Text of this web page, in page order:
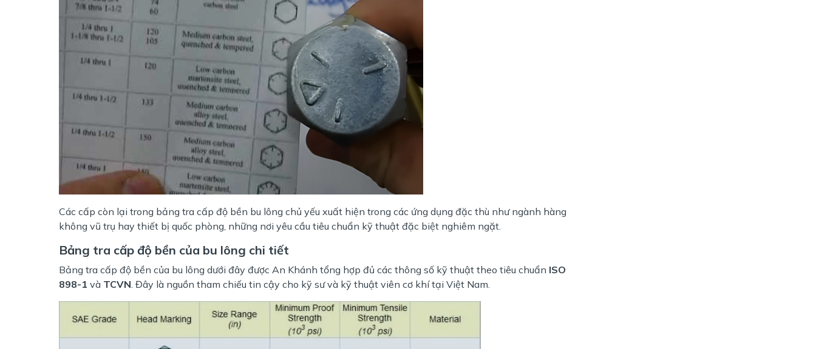
Các cấp còn lại trong bảng tra cấp độ bền bu lông chủ yếu xuất hiện trong các ứng dụng đặc thù như ngành hàng
không vũ trụ hay thiết bị quốc phòng, những nơi yêu cầu tiêu chuẩn kỹ thuật đặc biệt nghiêm ngặt.
Bảng tra cấp độ bền của bu lông chi tiết
Bảng tra cấp độ bền của bu lông dưới đây được An Khánh tổng hợp đủ các thông số kỹ thuật theo tiêu chuẩn ISO
898-1 và TCVN . Đây là nguồn tham chiếu tin cậy cho kỹ sư và kỹ thuật viên cơ khí tại Việt Nam.